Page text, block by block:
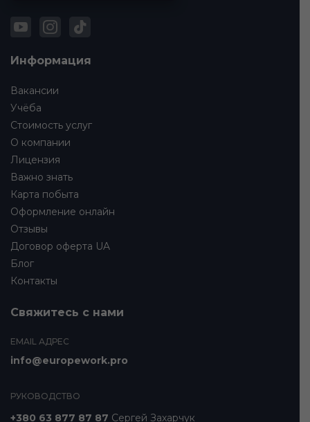
Информация
Вакансии
Учёба
Стоимость услуг
О компании
Лицензия
Важно знать
Карта побыта
Оформление онлайн
Отзывы
Договор оферта UA
Блог
Контакты
Свяжитесь с нами
EMAIL АДРЕС
info@europework.pro
РУКОВОДСТВО
+380 63 877 87 87 Сергей Захарчук